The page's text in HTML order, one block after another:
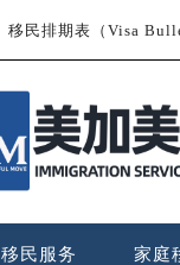
移民排期表（Visa
移民服务 家庭